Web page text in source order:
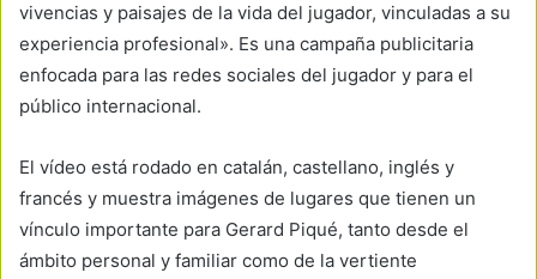
vivencias y paisajes de la vida del jugador, vinculadas a su
experiencia profesional». Es una campaña publicitaria
enfocada para las redes sociales del jugador y para el
público internacional.
El vídeo está rodado en catalán, castellano, inglés y
francés y muestra imágenes de lugares que tienen un
vínculo importante para Gerard Piqué, tanto desde el
ámbito personal y familiar como de la vertiente